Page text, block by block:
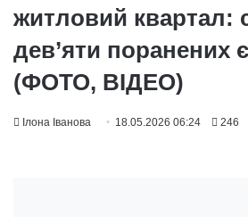
житловий квартал:
дев’яти поранених
(ФОТО, ВІДЕО)
Ілона Іванова 18.05.2026 06:24 246